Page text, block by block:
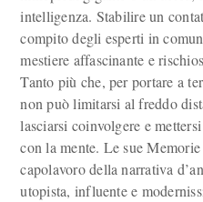
intelligenza. Stabilire un
compito degli esperti in
mestiere affascinante e
Tanto più che, per portare a
non può limitarsi al freddo
lasciarsi coinvolgere e
con la mente. Le sue
capolavoro della narrativa
utopista, influente e